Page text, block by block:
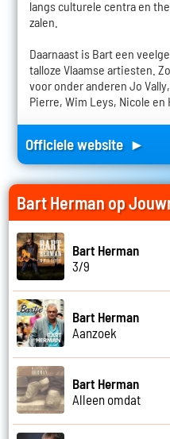
langs culturele centra en
zalen.
Daarnaast is Bart een
talloze Vlaamse artiesten.
voor onder anderen Jo
Pierre, Wim Leys, Nicole en
Officiele website ►
Bart Herman op
Bart Herman
3/9
Bart Herman
Aanzoek
Bart Herman
Alleen omdat